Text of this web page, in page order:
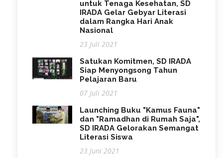
untuk Tenaga Kesehatan, SD
IRADA Gelar Gebyar Literasi
dalam Rangka Hari Anak
Nasional
23 Juli 2021
Satukan Komitmen, SD IRADA
Siap Menyongsong Tahun
Pelajaran Baru
07 Juli 2021
Launching Buku "Kamus Fauna"
dan "Ramadhan di Rumah Saja",
SD IRADA Gelorakan Semangat
Literasi Siswa
23 Juni 2021